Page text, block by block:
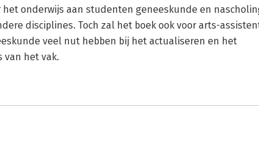
onderwijs aan studenten geneeskunde en
disciplines. Toch zal het boek ook voor arts-
veel nut hebben bij het actualiseren en het
van het vak.